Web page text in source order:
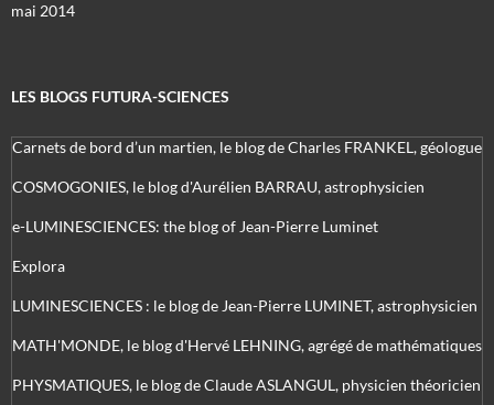
mai 2014
LES BLOGS FUTURA-SCIENCES
Carnets de bord d’un martien, le blog de Charles FRANKEL, géologue
COSMOGONIES, le blog d'Aurélien BARRAU, astrophysicien
e-LUMINESCIENCES: the blog of Jean-Pierre Luminet
Explora
LUMINESCIENCES : le blog de Jean-Pierre LUMINET, astrophysicien
MATH'MONDE, le blog d'Hervé LEHNING, agrégé de mathématiques
PHYSMATIQUES, le blog de Claude ASLANGUL, physicien théoricien